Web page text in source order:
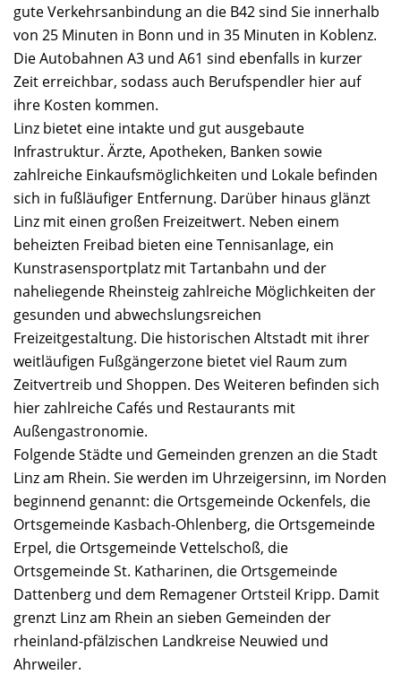
gute Verkehrsanbindung an die B42 sind Sie innerhalb
von 25 Minuten in Bonn und in 35 Minuten in Koblenz.
Die Autobahnen A3 und A61 sind ebenfalls in kurzer
Zeit erreichbar, sodass auch Berufspendler hier auf
ihre Kosten kommen.
Linz bietet eine intakte und gut ausgebaute
Infrastruktur. Ärzte, Apotheken, Banken sowie
zahlreiche Einkaufsmöglichkeiten und Lokale befinden
sich in fußläufiger Entfernung. Darüber hinaus glänzt
Linz mit einen großen Freizeitwert. Neben einem
beheizten Freibad bieten eine Tennisanlage, ein
Kunstrasensportplatz mit Tartanbahn und der
naheliegende Rheinsteig zahlreiche Möglichkeiten der
gesunden und abwechslungsreichen
Freizeitgestaltung. Die historischen Altstadt mit ihrer
weitläufigen Fußgängerzone bietet viel Raum zum
Zeitvertreib und Shoppen. Des Weiteren befinden sich
hier zahlreiche Cafés und Restaurants mit
Außengastronomie.
Folgende Städte und Gemeinden grenzen an die Stadt
Linz am Rhein. Sie werden im Uhrzeigersinn, im Norden
beginnend genannt: die Ortsgemeinde Ockenfels, die
Ortsgemeinde Kasbach-Ohlenberg, die Ortsgemeinde
Erpel, die Ortsgemeinde Vettelschoß, die
Ortsgemeinde St. Katharinen, die Ortsgemeinde
Dattenberg und dem Remagener Ortsteil Kripp. Damit
grenzt Linz am Rhein an sieben Gemeinden der
rheinland-pfälzischen Landkreise Neuwied und
Ahrweiler.